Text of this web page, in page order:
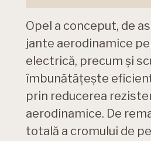
Opel a conceput, de
jante aerodinamice
electrică, precum și
îmbunătățește
prin reducerea
aerodinamice. De
totală a cromului de